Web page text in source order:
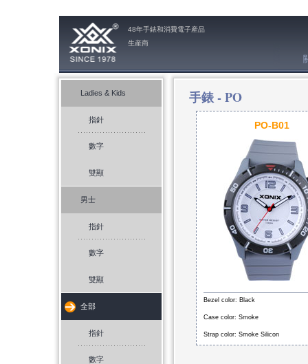
48年手錶和消費電子産品
生産商
Ladies & Kids
指針
數字
雙顯
男士
指針
數字
雙顯
全部
指針
數字
手錶 - PO
PO-B01
Bezel color: Black
Case color: Smoke
Strap color: Smoke Silicon